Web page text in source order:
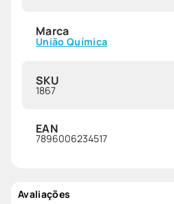
Marca
União Química
SKU
1867
EAN
7896006234517
Avaliações